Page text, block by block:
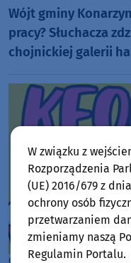
Wójt gminy
pracy? Słuchacza
chojnickiej galerii
Gmina Konarzyny
W związku z
Rozporządzenia
(UE) 2016/679 z
ochrony osób
przetwarzaniem
zmieniamy naszą
Regulamin Portalu.